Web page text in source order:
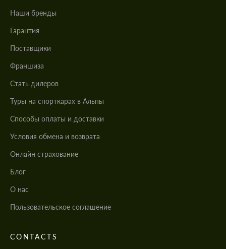
Наши бренды
Гарантия
Поставщики
Франшиза
Стать дилеров
Туры на спорткарах в Альпы
Cпособы оплаты и доставки
Условия обмена и возврата
Онлайн страхование
Блог
О нас
Пользовательское соглашение
CONTACTS